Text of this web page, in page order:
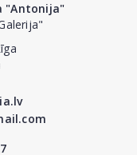
"Antonija"